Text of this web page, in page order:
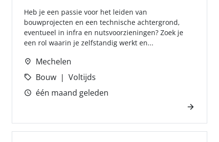
Heb je een passie voor het leiden van
bouwprojecten en een technische achtergrond,
eventueel in infra en nutsvoorzieningen? Zoek je
een rol waarin je zelfstandig werkt en...
Mechelen
Bouw
Voltijds
één maand geleden